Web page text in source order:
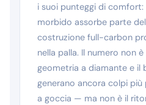
i suoi punteggi di comfort:
morbido assorbe parte
costruzione full-carbon
nella palla. Il numero non
geometria a diamante e il
generano ancora colpi
a goccia — ma non è il